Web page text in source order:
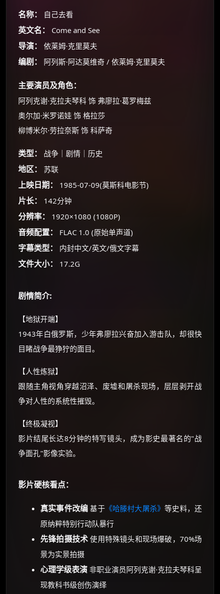
名称： 自己去看
英文名： Come and See
导演： 依莱姆·克里莫夫
编剧： 阿列斯·阿达莫维奇 / 依莱姆·克里莫夫
主要演员及角色：
阿列克谢·克拉夫琴科 饰 弗廖拉·葛罗梅兹
奥尔加·米罗诺娃 饰 格拉莎
柳博米尔·劳拉奈斯 饰 科萨奇
类型： 战争｜剧情｜历史
地区： 苏联
上映日期： 1985-07-09(莫斯科电影节)
片长： 142分钟
分辨率： 1920×1080 (1080P)
音频配置： FLAC 1.0 (原始单声道)
字幕类型： 内封中文/英文/俄文字幕
文件大小： 17.2G
剧情简介:
【地狱开端】
1943年白俄罗斯，少年弗廖拉兴奋加入游击队，却很快
目睹战争最狰狞的面目。
【人性炼狱】
跟随主角视角穿越沼泽、废墟和屠杀现场，层层剥开战
争对人性的系统性摧毁。
【终极凝视】
影片结尾长达8分钟的特写镜头，成为影史最著名的"战
争面孔"影像实验。
影片硬核看点：
真实事件改编 基于《哈滕村大屠杀》等史料，还
原纳粹特别行动队暴行
先锋拍摄技术 使用特殊镜头和现场爆破，70%场
景为实景拍摄
心理学级表演 非职业演员阿列克谢·克拉夫琴科呈
现教科书级创伤演绎
🧧 福利领取站
朋友们辛苦了 💦
你需要的各种会员，都可低价购买！
价格有浮动，请直接搜索查最低价！
☕ 海外大侠？通过 Ko-fi 赐茶